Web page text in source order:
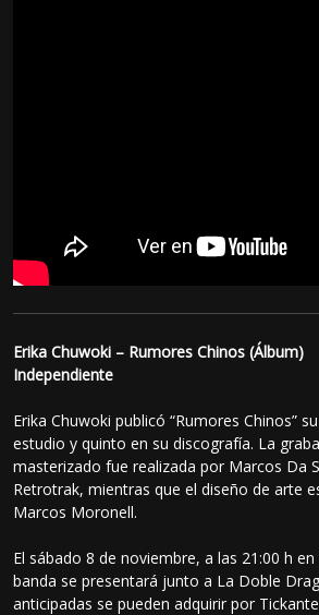
Erika Chuwoki – Rumores Chinos (Álbum)
Independiente
Erika Chuwoki publicó “Rumores Chinos”
estudio y quinto en su discografía. La
masterizado fue realizada por Marcos Da
Retrotrak, mientras que el diseño de arte
Marcos Moronell.
El sábado 8 de noviembre, a las 21:00 h
banda se presentará junto a La Doble
anticipadas se pueden adquirir por